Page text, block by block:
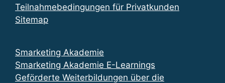
Teilnahmebedingungen für Privatkunden
Sitemap
Smarketing Akademie
Smarketing Akademie E-Learnings
Geförderte Weiterbildungen über die